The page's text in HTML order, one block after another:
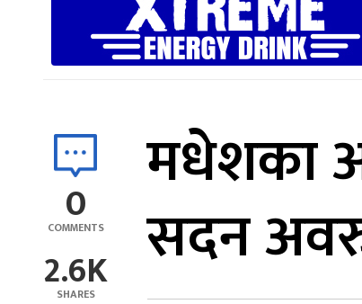
0
COMMENTS
2.6K
SHARES
मधेशका
सदन